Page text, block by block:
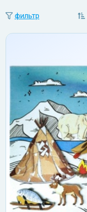
фильтр